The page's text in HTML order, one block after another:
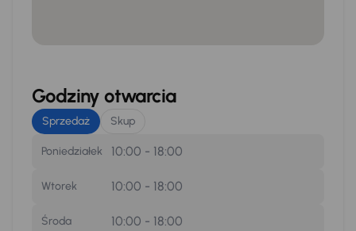
Godziny otwarcia
Sprzedaż Skup
Poniedziałek 10:00 - 18:00
Wtorek 10:00 - 18:00
Środa 10:00 - 18:00